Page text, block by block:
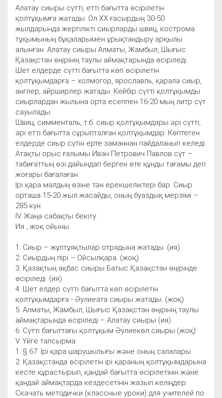
Алатау сиыры сүтті, етті бағытта өсірілетін
қолтұқымға жатады. Ол XX ғасырдың 30-50
жылдарында жергілікті сиырларды швиц, кострома
тұқымының бұқаларымен ұрықтандыру арқылы
алынған. Алатау сиыры Алматы, Жамбыл, Шығыс
Қазақстан өңірінің таулы аймақтарында өсіріледі.
Шет елдерде сүтті бағытта көп өсірілетін
қолтұқымдарға – холмогор, ярославль, қарала сиыр,
англер, айрширлер жатады. Кейбір сүтті қолтұқымды
сиырлардан жылына орта есеппен 16-20 мың литр сүт
сауылады.
Швиц, симменталь, т.б. сиыр қолтұқымдары әрі сүтті,
әрі етті бағытта сұрыпталған қолтұқымдар. Көптеген
елдерде сиыр сүтін ерте заманнан пайдаланып келеді.
Атақты орыс ғалымы Иван Петрович Павлов сүт –
табиғаттың өзі дайындап берген өте құнды тағамы деп
жоғары бағалаған.
Ірі қара малдың өзіне тән ерекшеліктері бар. Сиыр
орташа 15-20 жыл жасайды, оның буаздық мерзімі –
285 күн.
IV. Жаңа сабақты бекіту.
Ия , жоқ ойыны
1. Сиыр – жұптұяқтылар отрядына жатады. (ия)
2. Сиырдың пірі – Ойсылқара. (жоқ)
3. Қазақтың ақбас сиыры Батыс Қазақстан өңірінде
өсіріледі. (ия)
4. Шет елдер сүтті бағытта көп өсірілетін
қолтұқымдарға - Әулиеата сиыры жатады. (жоқ)
5. Алматы, Жамбыл, Шығыс Қазақстан өңірінің таулы
аймақтарында өсіріледі – Алатау сиыры (ия)
6. Сүтті бағыттағы қолтұқым Әулиекөл сиыры (жоқ)
V. Үйге тапсырма:
1. § 67. Ірі қара шарушылығы және оның салалары
2. Қазақстанда өсірілетін ірі қараның қолтұқымдарына
кесте құрастырып, қандай бағытта өсірілетінін және
қандай аймақтарда кездесетінін жазып келіңдер.
Скачать методички (классные уроки) для учителей по